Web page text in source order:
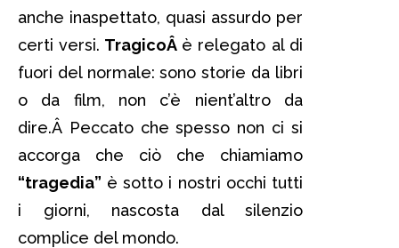
anche inaspettato, quasi assurdo per
certi versi. TragicoÂ è relegato al di
fuori del normale: sono storie da libri
o da film, non c’è nient’altro da
dire.Â Peccato che spesso non ci si
accorga che ciò che chiamiamo
“tragedia” è sotto i nostri occhi tutti
i giorni, nascosta dal silenzio
complice del mondo.